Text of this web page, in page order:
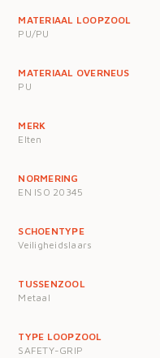
MATERIAAL LOOPZOOL
PU/PU
MATERIAAL OVERNEUS
PU
MERK
Elten
NORMERING
EN ISO 20345
SCHOENTYPE
Veiligheidslaars
TUSSENZOOL
Metaal
TYPE LOOPZOOL
SAFETY-GRIP